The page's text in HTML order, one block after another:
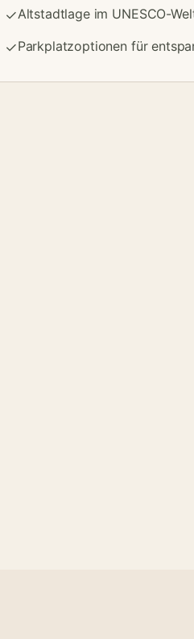
✓Altstadtlage im UNESCO-
✓Parkplatzoptionen für